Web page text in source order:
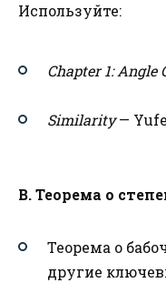
Используйте:
Chapter 1: Angle
Similarity—
B. Теорема о
Теорема о
другие